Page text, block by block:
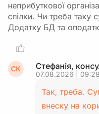
неприбуткової
спілки. Чи треба таку
Додатку БД та
СК Стефанія,
07.08.2026 | 09:28
Так, треба.
внеску на